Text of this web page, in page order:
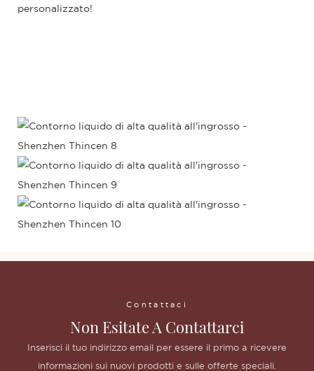
personalizzato!
Contattaci
Non Esitate A Contattarci
Inserisci il tuo indirizzo email per essere il primo a ricevere
informazioni sui nuovi prodotti e sulle offerte speciali.